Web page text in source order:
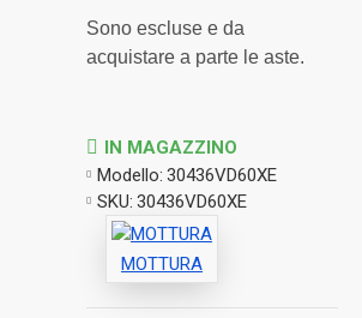
Sono escluse e da
acquistare a parte le aste.
IN MAGAZZINO
Modello: 30436VD60XE
SKU: 30436VD60XE
MOTTURA